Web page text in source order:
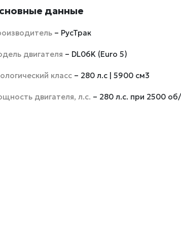
данные
– РусТрак
двигателя – DL06K (Euro 5)
класс – 280 л.с | 5900 см3
двигателя, л.с. – 280 л.с. при 2500